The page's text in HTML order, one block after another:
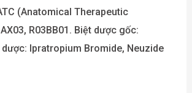
(Anatomical Therapeutic
R03BB01. Biệt dược gốc:
Ipratropium Bromide, Neuzide